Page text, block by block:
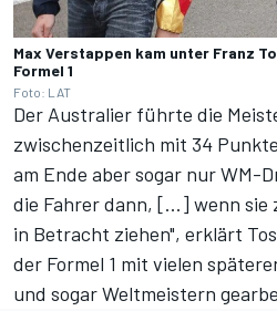
Max Verstappen kam unter Franz
Formel 1
Foto: LAT
Der Australier führte die
zwischenzeitlich mit 34
am Ende aber sogar nur WM-
die Fahrer dann, [...] wenn sie
in Betracht ziehen", erklärt
der Formel 1 mit vielen
und sogar Weltmeistern